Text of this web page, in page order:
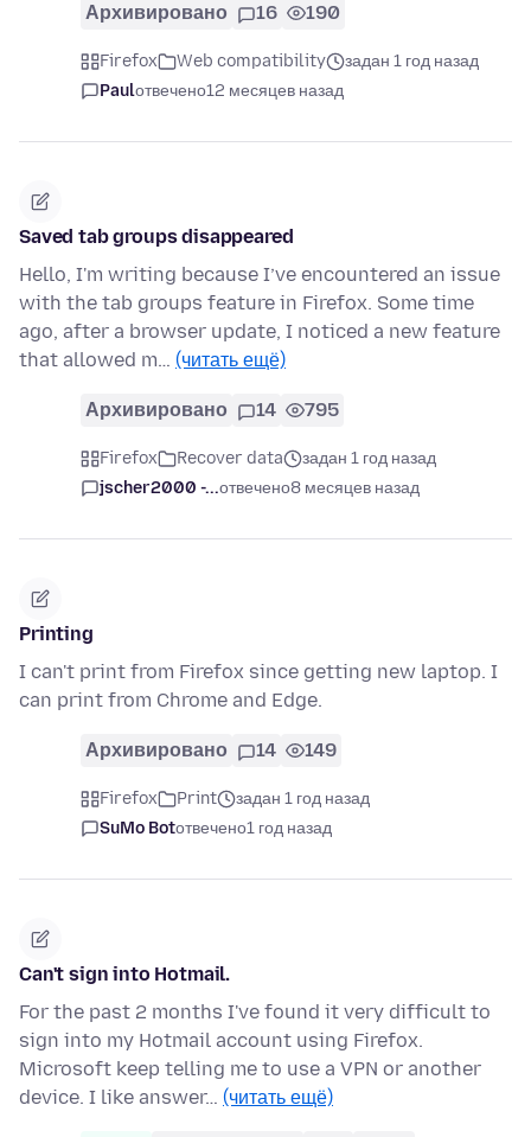
Архивировано 16 190
Firefox Web compatibility
задан 1 год назад
Paulотвечено12 месяцев назад
Saved tab groups disappeared
Hello, I'm writing because I’ve encountered an issue
with the tab groups feature in Firefox. Some time
ago, after a browser update, I noticed a new feature
that allowed m… (читать ещё)
Архивировано 14 795
Firefox Recover data
задан 1 год назад
jscher2000 -...отвечено8 месяцев назад
Printing
I can't print from Firefox since getting new laptop. I
can print from Chrome and Edge.
Архивировано 14 149
Firefox Print
задан 1 год назад
SuMo Botотвечено1 год назад
Can't sign into Hotmail.
For the past 2 months I've found it very difficult to
sign into my Hotmail account using Firefox.
Microsoft keep telling me to use a VPN or another
device. I like answer… (читать ещё)